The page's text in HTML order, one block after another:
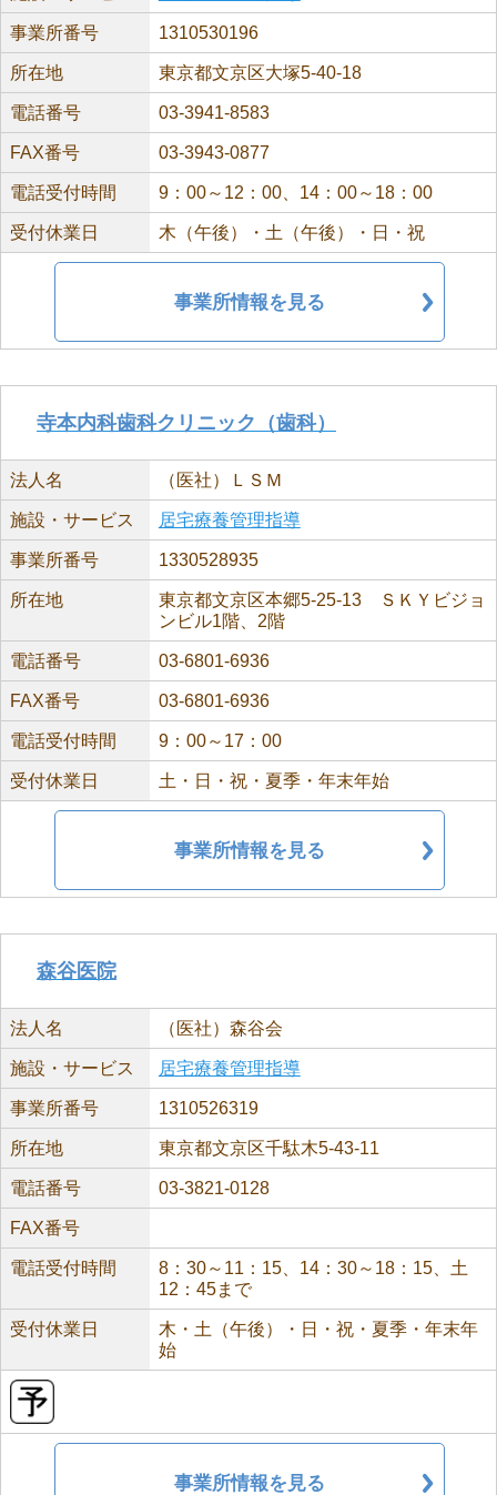
事業所番号 1310530196
所在地 東京都文京区大塚5-40-18
電話番号 03-3941-8583
FAX番号 03-3943-0877
電話受付時間 9：00～12：00、14：00～18：00
受付休業日 木（午後）・土（午後）・日・祝
事業所情報を見る
寺本内科歯科クリニック（歯科）
法人名 （医社）ＬＳＭ
施設・サービス 居宅療養管理指導
事業所番号 1330528935
所在地
東京都文京区本郷5-25-13 ＳＫＹビジョ
ンビル1階、2階
電話番号 03-6801-6936
FAX番号 03-6801-6936
電話受付時間 9：00～17：00
受付休業日 土・日・祝・夏季・年末年始
事業所情報を見る
森谷医院
法人名 （医社）森谷会
施設・サービス 居宅療養管理指導
事業所番号 1310526319
所在地 東京都文京区千駄木5-43-11
電話番号 03-3821-0128
FAX番号
電話受付時間
8：30～11：15、14：30～18：15、土
12：45まで
受付休業日
木・土（午後）・日・祝・夏季・年末年
始
事業所情報を見る